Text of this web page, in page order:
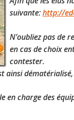
suivante:http://
N’oubliez pas de
en cas de choix
contester.
ainsi
en charge des